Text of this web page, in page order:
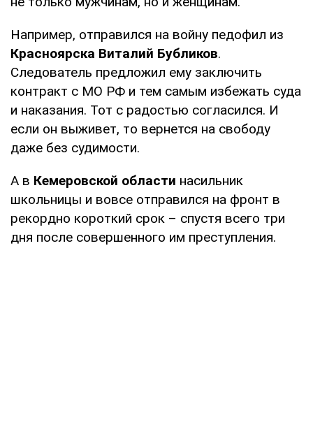
Например, отправился на войну педофил из
Красноярска Виталий Бубликов.
Следователь предложил ему заключить
контракт с МО РФ и тем самым избежать суда
и наказания. Тот с радостью согласился. И
если он выживет, то вернется на свободу
даже без судимости.
А в Кемеровской области насильник
школьницы и вовсе отправился на фронт в
рекордно короткий срок – спустя всего три
дня после совершенного им преступления.